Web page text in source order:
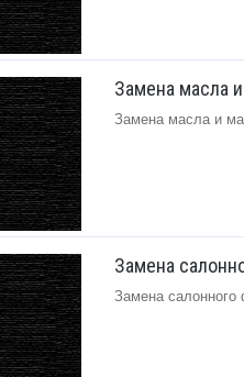
Замена масла
Замена масла и
Замена
Замена салонного